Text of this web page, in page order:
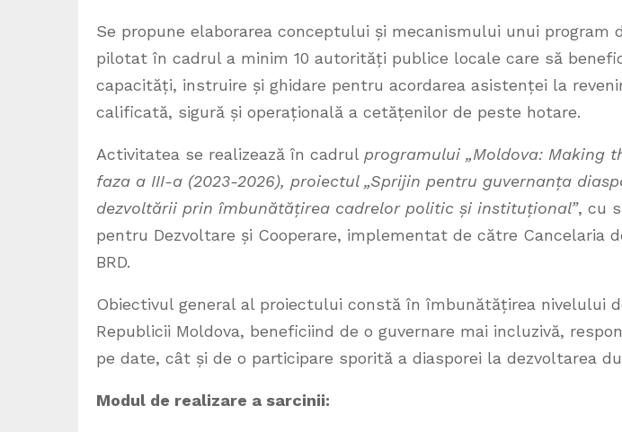
Se propune elaborarea conceptului și mecanismului unui program
pilotat în cadrul a minim 10 autorități publice locale care să
capacități, instruire și ghidare pentru acordarea asistenței la
calificată, sigură și operațională a cetățenilor de peste hotare.
Activitatea se realizează în cadrul programului „Moldova: Making
faza a III-a (2023-2026), proiectul „Sprijin pentru guvernanța
dezvoltării prin îmbunătățirea cadrelor politic și instituțional”, cu
pentru Dezvoltare și Cooperare, implementat de către Cancelaria
BRD.
Obiectivul general al proiectului constă în îmbunătățirea nivelului
Republicii Moldova, beneficiind de o guvernare mai incluzivă,
pe date, cât și de o participare sporită a diasporei la dezvoltarea
Modul de realizare a sarcinii: